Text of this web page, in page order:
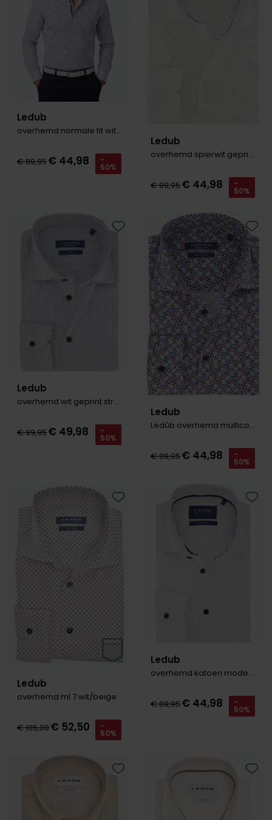
Ledub
overhemd normale fit wit blauw geprint katoen
€ 89,95€ 44,98 -
50%
Ledub
overhemd spierwit geprint
€ 89,95€ 44,98 -
50%
Ledub
overhemd wit geprint stretch
€ 99,95€ 49,98 -
50%
Toevoegen aan favorieten
Ledub
Ledûb overhemd multicolor printje
€ 89,95€ 44,98 -
50%
Ledub
overhemd ml 7 wit/beige
€ 105,00€ 52,50 -
50%
Toevoegen aan favorieten
Ledub
overhemd katoen modern fit
€ 89,95€ 44,98 -
50%
Toevoegen aan favorieten